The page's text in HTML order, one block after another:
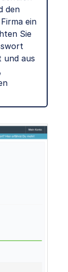
den
ein
Sie
und aus